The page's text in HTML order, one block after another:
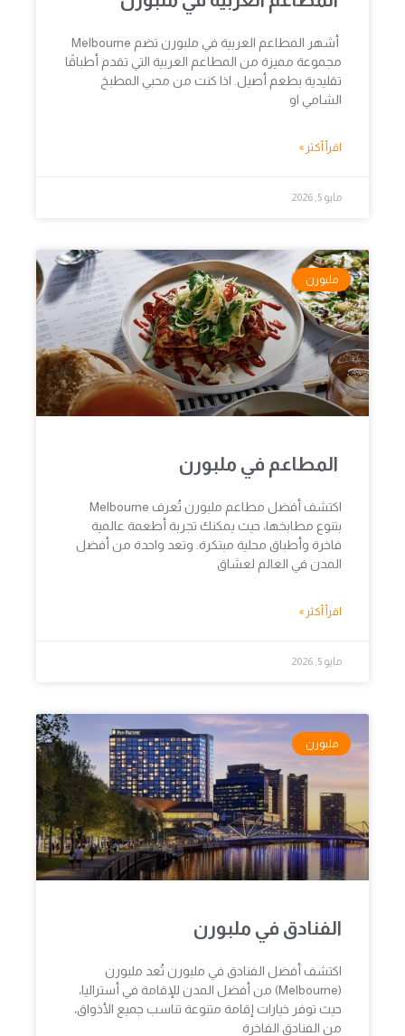
أشهر المطاعم العربية في ملبورن تضم Melbourne
مجموعة مميزة من المطاعم العربية التي تقدم أطباقًا
تقليدية بطعم أصيل. اذا كنت من محبي المطبخ
الشامي او
اقرأ أكثر »
مايو 5, 2026
ملبورن
المطاعم في ملبورن
اكتشف أفضل مطاعم ملبورن تُعرف Melbourne
بتنوع مطابخها، حيث يمكنك تجربة أطعمة عالمية
فاخرة وأطباق محلية مبتكرة. وتعد واحدة من أفضل
المدن في العالم لعشاق
اقرأ أكثر »
مايو 5, 2026
ملبورن
الفنادق في ملبورن
اكتشف أفضل الفنادق في ملبورن تُعد ملبورن
(Melbourne) من أفضل المدن للإقامة في أستراليا،
حيث توفر خيارات إقامة متنوعة تناسب جميع الأذواق،
من الفنادق الفاخرة